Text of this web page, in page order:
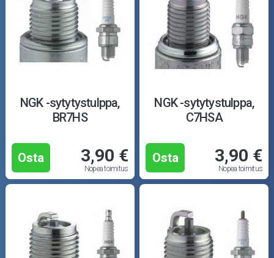
NGK -sytytystulppa,
BR7HS
Osta 3,90 €
Nopea toimitus
NGK -sytytystulppa,
C7HSA
Osta 3,90 €
Nopea toimitus